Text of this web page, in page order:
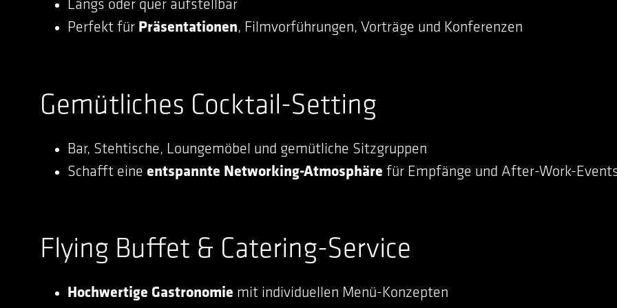
Längs oder quer aufstellbar
Perfekt für Präsentationen, Filmvorführungen, Vorträge und Konferenzen
Gemütliches Cocktail-Setting
Bar, Stehtische, Loungemöbel und gemütliche Sitzgruppen
Schafft eine entspannte Networking-Atmosphäre für Empfänge und After-Work-
Flying Buffet & Catering-Service
Hochwertige Gastronomie mit individuellen Menü-Konzepten